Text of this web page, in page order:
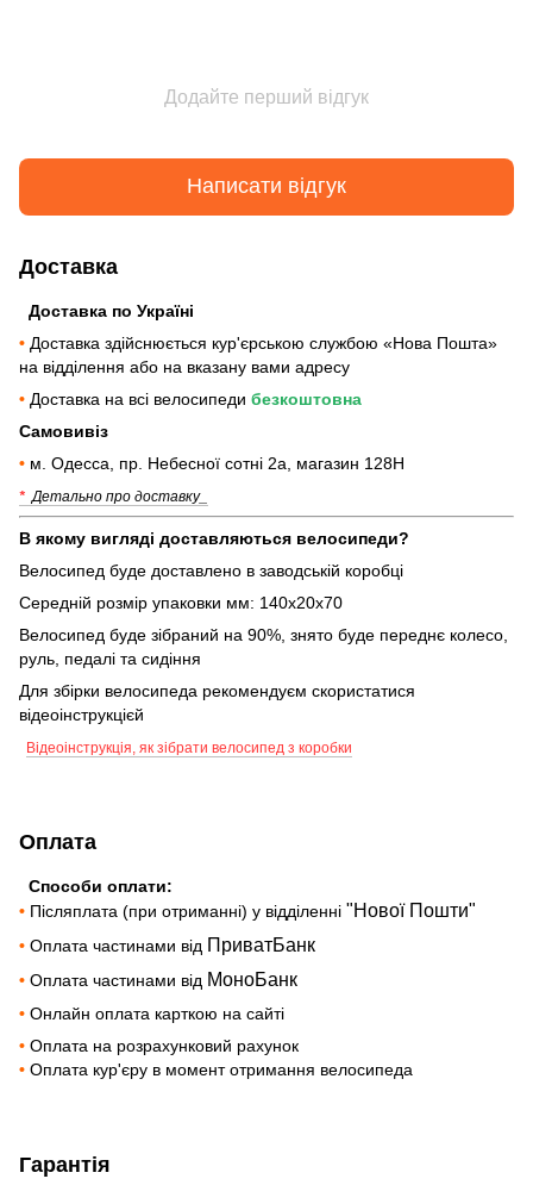
Додайте перший відгук
Написати відгук
Доставка
Доставка по Україні
• Доставка здійснюється кур'єрською службою «Нова Пошта»
на відділення або на вказану вами адресу
• Доставка на всі велосипеди безкоштовна
Самовивіз
• м. Одесса, пр. Небесної сотні 2а, магазин 128Н
* Детально про доставку_
В якому вигляді доставляються велосипеди?
Велосипед буде доставлено в заводській коробці
Середній розмір упаковки мм: 140х20х70
Велосипед буде зібраний на 90%, знято буде переднє колесо,
руль, педалі та сидіння
Для збірки велосипеда рекомендуєм скористатися
відеоінструкцієй
Відеоінструкція, як зібрати велосипед з коробки
Оплата
Способи оплати:
• Післяплата (при отриманні) у відділенні "Нової Пошти"
• Оплата частинами від ПриватБанк
• Оплата частинами від МоноБанк
• Онлайн оплата карткою на сайті
• Оплата на розрахунковий рахунок
• Оплата кур'єру в момент отримання велосипеда
Гарантія